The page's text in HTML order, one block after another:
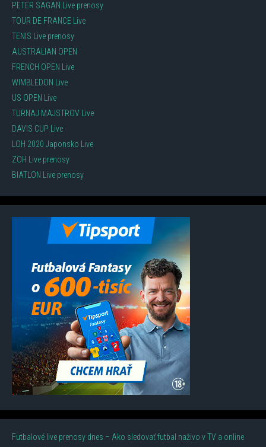
PETER SAGAN Live prenosy
TOUR DE FRANCE Live
TENIS Live prenosy
AUSTRALIAN OPEN
FRENCH OPEN Live
WIMBLEDON Live
US OPEN Live
TURNAJ MAJSTROV Live
DAVIS CUP Live
LOH 2020 Japonsko Live
ZOH Live prenosy
BIATLON Live prenosy
Futbalové live prenosy dnes – Ako sledovať futbal naživo v TV a online